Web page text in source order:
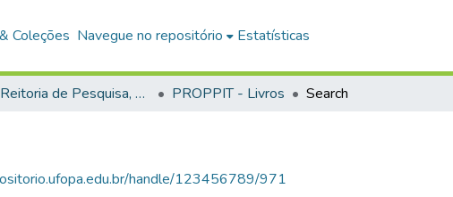
Coleções Navegue no repositório Estatísticas
Pró-Reitoria de Pesquisa, Pós-Graduação e Inovação Tecnológica PROPPIT - Livros Search
handle/123456789/971